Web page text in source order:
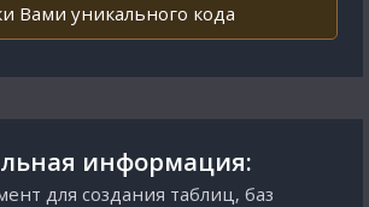
Вами уникального кода
информация:
для создания таблиц, баз